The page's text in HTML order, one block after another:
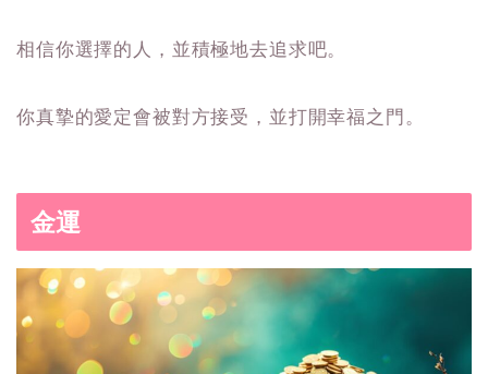
相信你選擇的人，並積極地去追求吧。
你真摯的愛定會被對方接受，並打開幸福之門。
金運